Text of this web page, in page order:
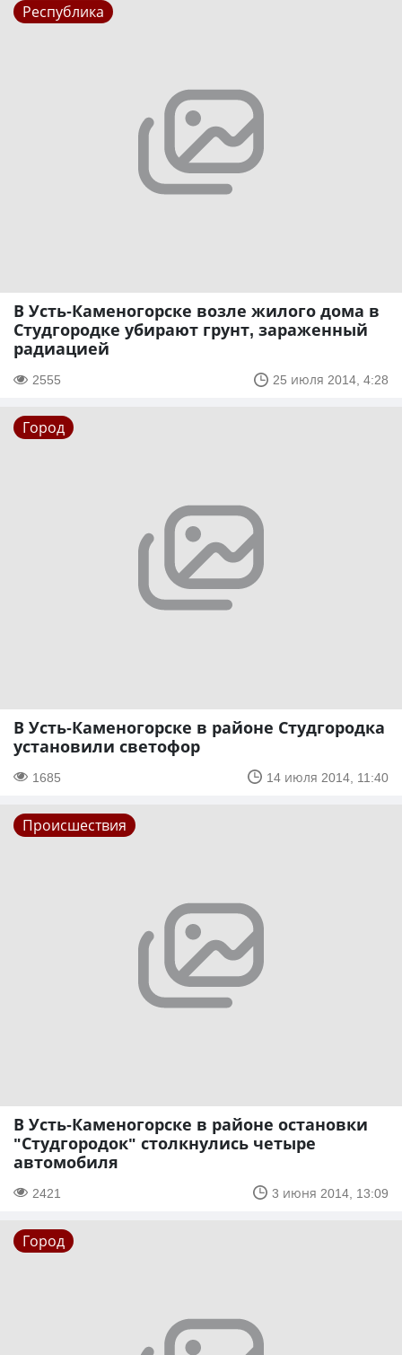
Республика
В Усть-Каменогорске возле жилого дома в
Студгородке убирают грунт, зараженный
радиацией
2555 25 июля 2014, 4:28
Город
В Усть-Каменогорске в районе Студгородка
установили светофор
1685 14 июля 2014, 11:40
Происшествия
В Усть-Каменогорске в районе остановки
"Студгородок" столкнулись четыре
автомобиля
2421 3 июня 2014, 13:09
Город